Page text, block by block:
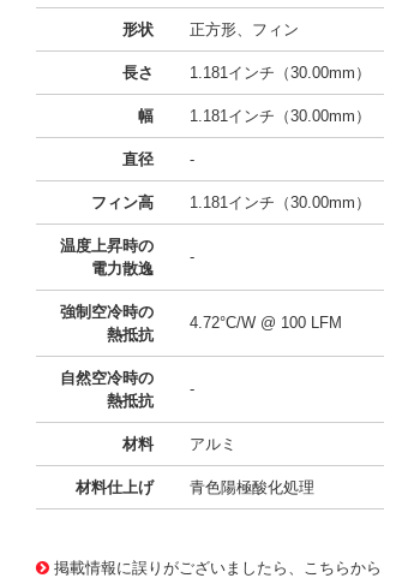
形状 正方形、フィン
長さ 1.181インチ（30.00mm）
幅 1.181インチ（30.00mm）
直径 -
フィン高 1.181インチ（30.00mm）
温度上昇時の
電力散逸
-
強制空冷時の
熱抵抗
4.72°C/W @ 100 LFM
自然空冷時の
熱抵抗
-
材料 アルミ
材料仕上げ 青色陽極酸化処理
掲載情報に誤りがございましたら、こちらから